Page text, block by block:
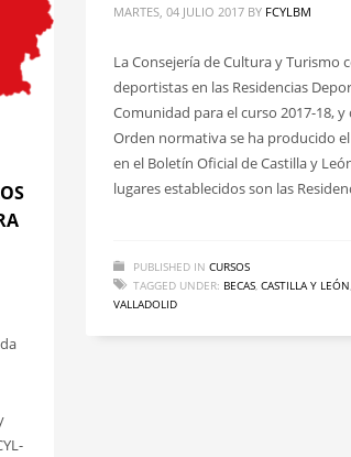
MARTES, 04 JULIO 2017 BY FCYLBM
La Consejería de Cultura y Turismo
deportistas en las Residencias
Comunidad para el curso 2017-18,
Orden normativa se ha producido
en el Boletín Oficial de Castilla y
lugares establecidos son las
PUBLISHED IN CURSOS
TAGGED UNDER: BECAS, CASTILLA Y LEÓN,
VALLADOLID